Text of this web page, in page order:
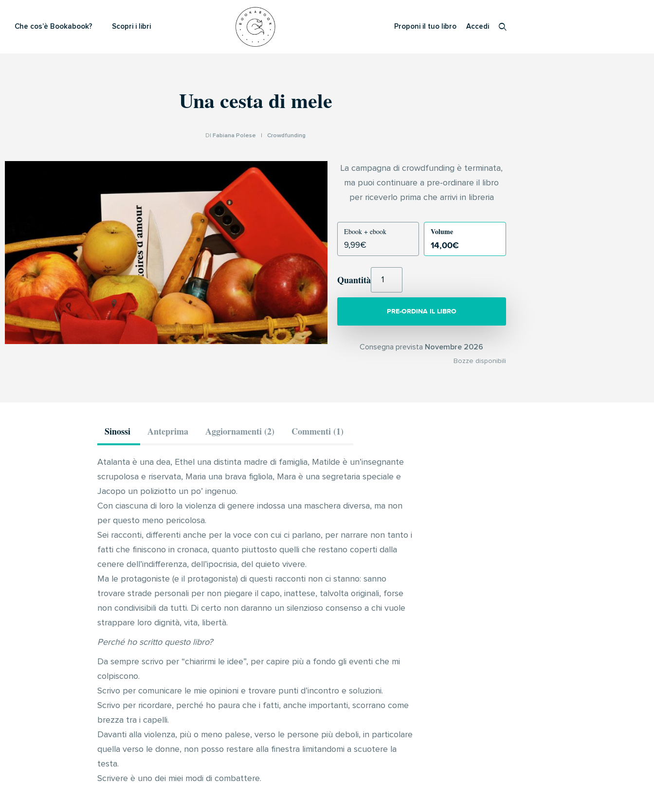
Che cos’è Bookabook? Scopri i libri Proponi il tuo libro Accedi
Una cesta di mele
DI Fabiana Polese Crowdfunding
La campagna di crowdfunding è terminata,
ma puoi continuare a pre-ordinare il libro
per riceverlo prima che arrivi in libreria
Ebook + ebook
9,99€
Volume
14,00€
Quantità
PRE-ORDINA IL LIBRO
Consegna prevista Novembre 2026
Bozze disponibili
Sinossi Anteprima Aggiornamenti (2) Commenti (1)
Atalanta è una dea, Ethel una distinta madre di famiglia, Matilde è un’insegnante
scrupolosa e riservata, Maria una brava figliola, Mara è una segretaria speciale e
Jacopo un poliziotto un po’ ingenuo.
Con ciascuna di loro la violenza di genere indossa una maschera diversa, ma non
per questo meno pericolosa.
Sei racconti, differenti anche per la voce con cui ci parlano, per narrare non tanto i
fatti che finiscono in cronaca, quanto piuttosto quelli che restano coperti dalla
cenere dell’indifferenza, dell’ipocrisia, del quieto vivere.
Ma le protagoniste (e il protagonista) di questi racconti non ci stanno: sanno
trovare strade personali per non piegare il capo, inattese, talvolta originali, forse
non condivisibili da tutti. Di certo non daranno un silenzioso consenso a chi vuole
strappare loro dignità, vita, libertà.
Perché ho scritto questo libro?
Da sempre scrivo per “chiarirmi le idee”, per capire più a fondo gli eventi che mi
colpiscono.
Scrivo per comunicare le mie opinioni e trovare punti d’incontro e soluzioni.
Scrivo per ricordare, perché ho paura che i fatti, anche importanti, scorrano come
brezza tra i capelli.
Davanti alla violenza, più o meno palese, verso le persone più deboli, in particolare
quella verso le donne, non posso restare alla finestra limitandomi a scuotere la
testa.
Scrivere è uno dei miei modi di combattere.